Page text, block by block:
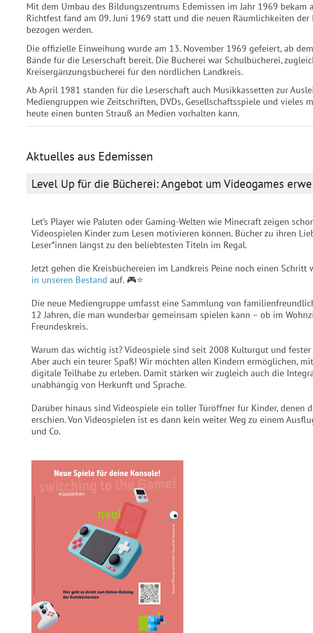
Mit dem Umbau des Bildungszentrums Edemissen im Jahr 1969 bekam
Richtfest fand am 09. Juni 1969 statt und die neuen Räumlichkeiten
bezogen werden.
Die offizielle Einweihung wurde am 13. November 1969 gefeiert, ab
Bände für die Leserschaft bereit. Die Bücherei war Schulbücherei,
Kreisergänzungsbücherei für den nördlichen Landkreis.
Ab April 1981 standen für die Leserschaft auch Musikkassetten zur
Mediengruppen wie Zeitschriften, DVDs, Gesellschaftsspiele und vieles
heute einen bunten Strauß an Medien vorhalten kann.
Aktuelles aus Edemissen
Level Up für die Bücherei: Angebot um Videogames
Let’s Player wie Paluten oder Gaming-Welten wie Minecraft zeigen
Videospielen Kinder zum Lesen motivieren können. Bücher zu ihren
Leser*innen längst zu den beliebtesten Titeln im Regal.
Jetzt gehen die Kreisbüchereien im Landkreis Peine noch einen Schritt
in unseren Bestand auf. 🎮⭐
Die neue Mediengruppe umfasst eine Sammlung von
12 Jahren, die man wunderbar gemeinsam spielen kann – ob im
Freundeskreis.
Warum das wichtig ist? Videospiele sind seit 2008 Kulturgut und
Aber auch ein teurer Spaß! Wir möchten allen Kindern ermöglichen,
digitale Teilhabe zu erleben. Damit stärken wir zugleich auch die
unabhängig von Herkunft und Sprache.
Darüber hinaus sind Videospiele ein toller Türöffner für Kinder, denen
erschien. Von Videospielen ist es dann kein weiter Weg zu einem
und Co.